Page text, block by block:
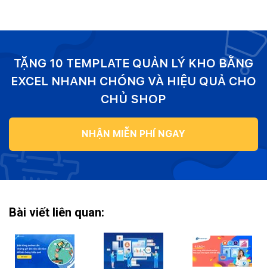
TẶNG 10 TEMPLATE QUẢN LÝ KHO BẰNG
EXCEL NHANH CHÓNG VÀ HIỆU QUẢ CHO
CHỦ SHOP
NHẬN MIỄN PHÍ NGAY
Bài viết liên quan: